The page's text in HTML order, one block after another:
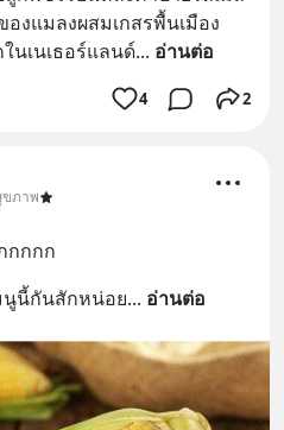
งแมลงผสมเกสรพื้นเมือง
นเนเธอร์แลนด์... อ่านต่อ
4 2
ขภาพ
กกกก
นี้กันสักหน่อย... อ่านต่อ